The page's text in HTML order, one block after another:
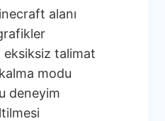
alanı
eksiksiz talimat
modu
deneyim